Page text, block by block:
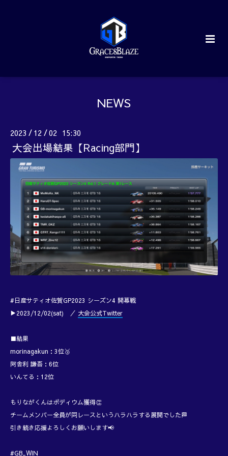
NEWS
2023 / 12 /02 15:30
大会出場結果【Racing部門】
#日産サティオ佐賀GP2023 シーズン4 開幕戦
▶2023/12/02(sat) ／ 大会公式Twitter
■結果
morinagakun：3位🥉
阿舎利 謙吾：6位
いんてる：12位
もりながくんはポディウム獲得👏
チームメンバー全員が同レースというハラハラする展開でした🏁
引き続き応援よろしくお願いします📢
#GB_WIN